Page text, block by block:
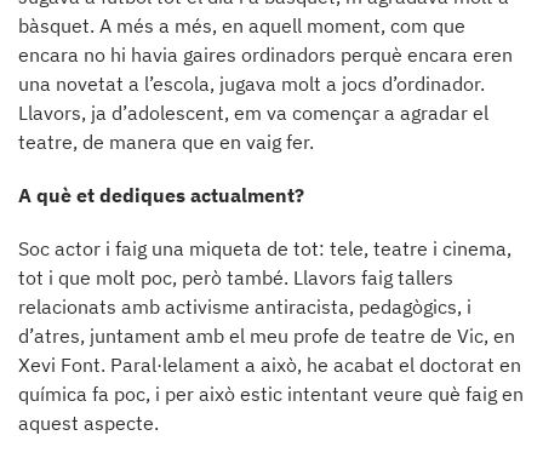
bàsquet. A més a més, en aquell moment, com que
encara no hi havia gaires ordinadors perquè encara eren
una novetat a l’escola, jugava molt a jocs d’ordinador.
Llavors, ja d’adolescent, em va començar a agradar el
teatre, de manera que en vaig fer.
A què et dediques actualment?
Soc actor i faig una miqueta de tot: tele, teatre i cinema,
tot i que molt poc, però també. Llavors faig tallers
relacionats amb activisme antiracista, pedagògics, i
d’atres, juntament amb el meu profe de teatre de Vic, en
Xevi Font. Paral·lelament a això, he acabat el doctorat en
química fa poc, i per això estic intentant veure què faig en
aquest aspecte.